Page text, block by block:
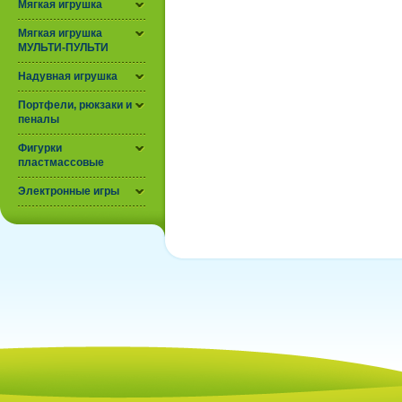
Мягкая игрушка
Мягкая игрушка
МУЛЬТИ-ПУЛЬТИ
Надувная игрушка
Портфели, рюкзаки и
пеналы
Фигурки
пластмассовые
Электронные игры